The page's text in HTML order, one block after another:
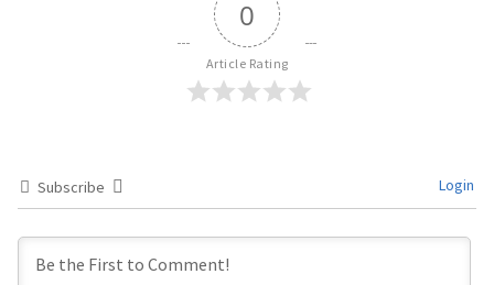
0
Article Rating
Subscribe Login